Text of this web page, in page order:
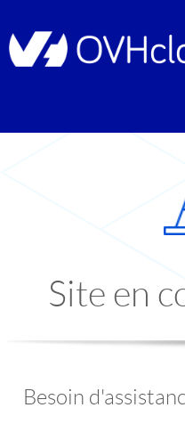
Site en
Besoin